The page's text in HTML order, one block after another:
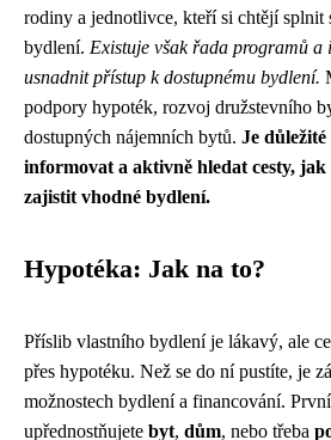
rodiny a jednotlivce, kteří si chtějí splnit
bydlení. Existuje však řada programů
usnadnit přístup k dostupnému bydlení.
podpory hypoték, rozvoj družstevního
dostupných nájemních bytů. Je důležité
informovat a aktivně hledat cesty, jak
zajistit vhodné bydlení.
Hypotéka: Jak na to?
Příslib vlastního bydlení je lákavý, ale
přes hypotéku. Než se do ní pustíte, je
možnostech bydlení a financování.
upřednostňujete byt, dům, nebo třeba